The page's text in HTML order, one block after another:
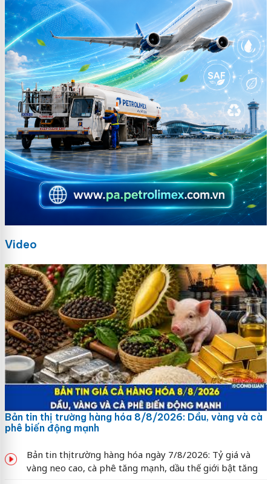
Video
Bản tin thị trường hàng hóa 8/8/2026: Dầu, vàng và cà
phê biến động mạnh
Bản tin thị trường hàng hóa ngày 7/8/2026: Tỷ giá và
vàng neo cao, cà phê tăng mạnh, dầu thế giới bật tăng